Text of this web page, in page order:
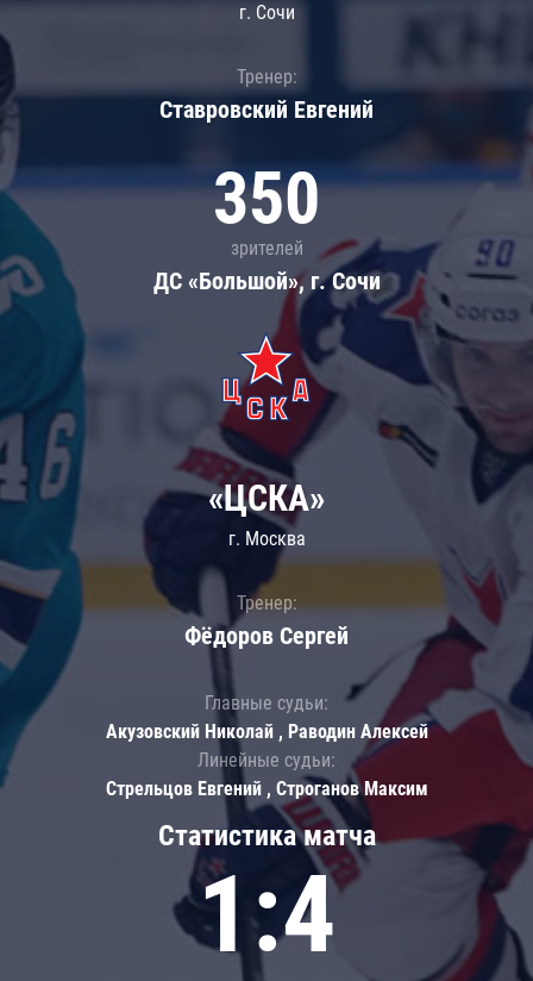
г. Сочи
Тренер:
Ставровский Евгений
350
зрителей
ДС «Большой», г. Сочи
Статистика матча
1:4
«ЦСКА»
г. Москва
Тренер:
Фёдоров Сергей
Главные судьи:
Акузовский Николай , Раводин Алексей
Линейные судьи:
Стрельцов Евгений , Строганов Максим